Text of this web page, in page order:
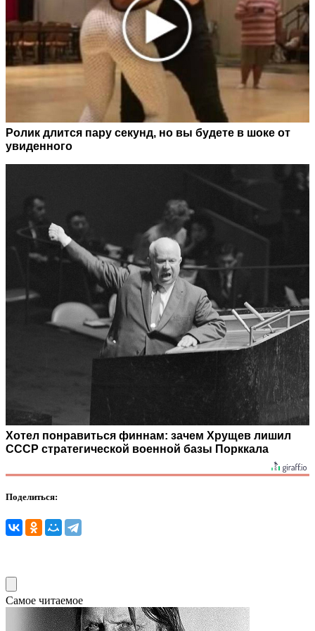
Ролик длится пару секунд, но вы будете в шоке от
увиденного
Хотел понравиться финнам: зачем Хрущев лишил
СССР стратегической военной базы Порккала
Поделиться:
Самое читаемое